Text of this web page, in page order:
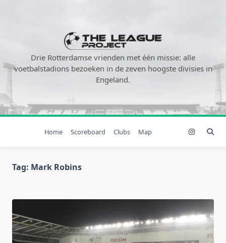
Drie Rotterdamse vrienden met één missie: alle
voetbalstadions bezoeken in de zeven hoogste divisies in
Engeland.
Home Scoreboard Clubs Map
Tag: Mark Robins